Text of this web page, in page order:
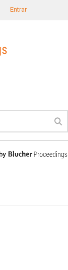
Entrar